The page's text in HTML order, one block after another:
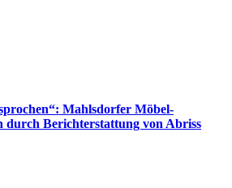
Mahlsdorfer Möbel-
durch Berichterstattung von Abriss